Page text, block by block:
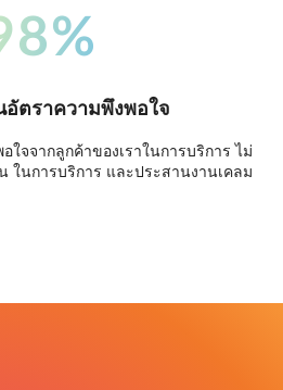
อัตราความพึงพอใจ
ใจจากลูกค้าของเราในการบริการ ไม่
ในการบริการ และประสานงานเคลม